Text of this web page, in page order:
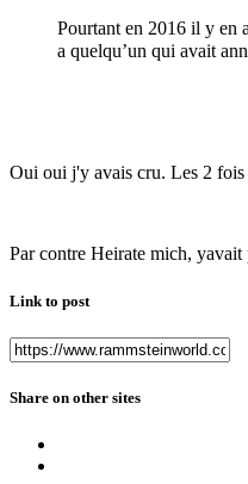
Pourtant en 2016 il y en
a quelqu’un qui avait
Oui oui j'y avais cru. Les 2 fois
Par contre Heirate mich, yavait
Link to post
Share on other sites